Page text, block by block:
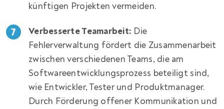
künftigen Projekten vermeiden.
Verbesserte Teamarbeit: Die
Fehlerverwaltung fördert die Zusammenarbeit
zwischen verschiedenen Teams, die am
Softwareentwicklungsprozess beteiligt sind,
wie Entwickler, Tester und Produktmanager.
Durch Förderung offener Kommunikation und